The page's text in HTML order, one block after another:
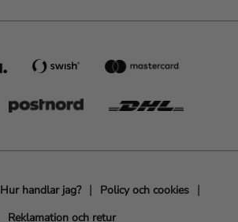
Hur handlar jag?
Policy och cookies
Reklamation och retur